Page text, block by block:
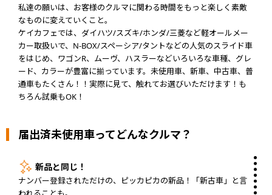
私達の願いは、お客様のクルマに関わる時間をもっと楽しく素敵
なものに変えていくこと。
ケイカフェでは、ダイハツ/スズキ/ホンダ/三菱など軽オールメー
カー取扱いで、N-BOX/スペーシア/タントなどの人気のスライド車
をはじめ、ワゴンR、ムーヴ、ハスラーなどいろいろな車種、グレ
ード、カラーが豊富に揃っています。未使用車、新車、中古車、普
通車もたくさん！！実際に見て、触れてお選びいただけます！も
ちろん試乗もOK！
届出済未使用車ってどんなクルマ？
新品と同じ！
ナンバー登録されただけの、ピッカピカの新品！「新古車」と言